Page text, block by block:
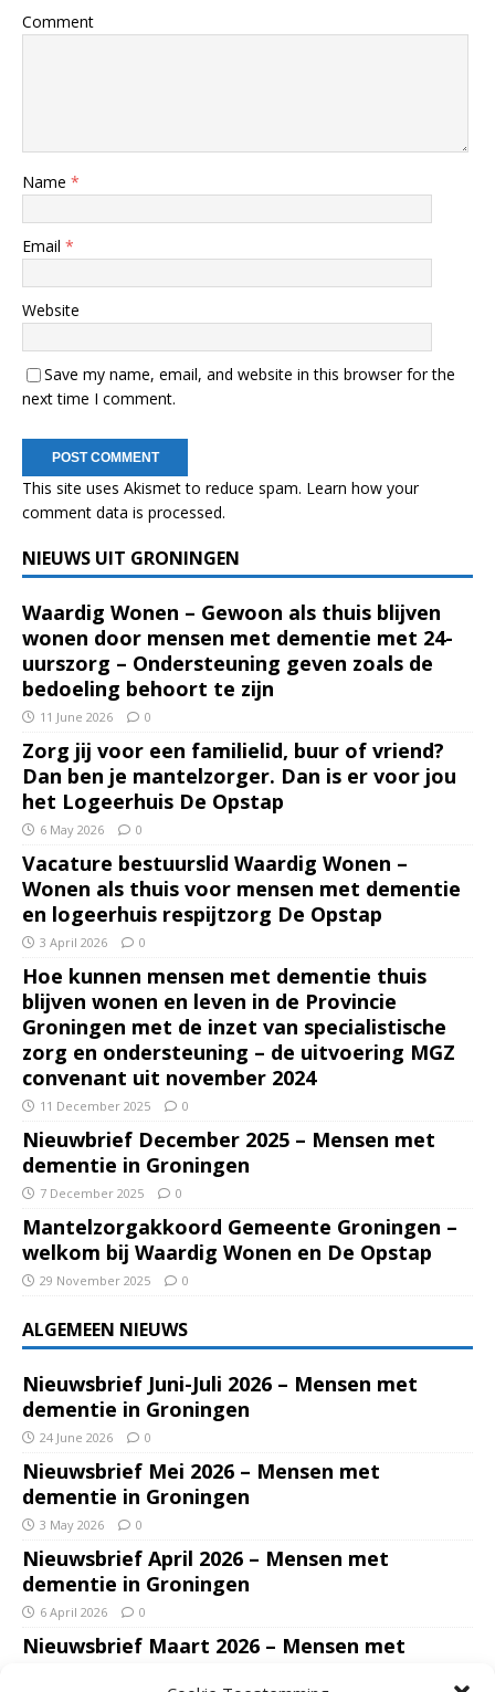
Comment
Name *
Email *
Website
Save my name, email, and website in this browser for the
next time I comment.
This site uses Akismet to reduce spam. Learn how your
comment data is processed.
NIEUWS UIT GRONINGEN
Waardig Wonen – Gewoon als thuis blijven
wonen door mensen met dementie met 24-
uurszorg – Ondersteuning geven zoals de
bedoeling behoort te zijn
11 June 2026 0
Zorg jij voor een familielid, buur of vriend?
Dan ben je mantelzorger. Dan is er voor jou
het Logeerhuis De Opstap
6 May 2026 0
Vacature bestuurslid Waardig Wonen –
Wonen als thuis voor mensen met dementie
en logeerhuis respijtzorg De Opstap
3 April 2026 0
Hoe kunnen mensen met dementie thuis
blijven wonen en leven in de Provincie
Groningen met de inzet van specialistische
zorg en ondersteuning – de uitvoering MGZ
convenant uit november 2024
11 December 2025 0
Nieuwbrief December 2025 – Mensen met
dementie in Groningen
7 December 2025 0
Mantelzorgakkoord Gemeente Groningen –
welkom bij Waardig Wonen en De Opstap
29 November 2025 0
ALGEMEEN NIEUWS
Nieuwsbrief Juni-Juli 2026 – Mensen met
dementie in Groningen
24 June 2026 0
Nieuwsbrief Mei 2026 – Mensen met
dementie in Groningen
3 May 2026 0
Nieuwsbrief April 2026 – Mensen met
dementie in Groningen
6 April 2026 0
Nieuwsbrief Maart 2026 – Mensen met